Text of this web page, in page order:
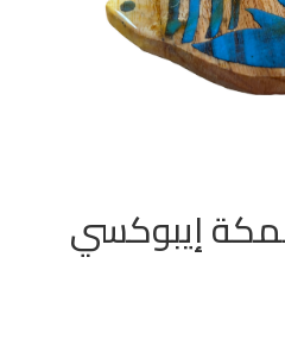
إيبوكسي